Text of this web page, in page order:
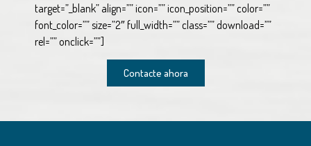
target=”_blank” align=”” icon=”” icon_position=”” color=””
font_color=”” size=”2″ full_width=”” class=”” download=””
rel=”” onclick=””]
Contacte ahora